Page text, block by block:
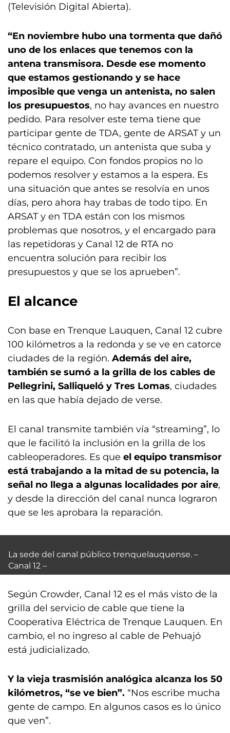
(Televisión Digital Abierta).
“En noviembre hubo una tormenta que dañó
uno de los enlaces que tenemos con la
antena transmisora. Desde ese momento
que estamos gestionando y se hace
imposible que venga un antenista, no salen
los presupuestos, no hay avances en nuestro
pedido. Para resolver este tema tiene que
participar gente de TDA, gente de ARSAT y un
técnico contratado, un antenista que suba y
repare el equipo. Con fondos propios no lo
podemos resolver y estamos a la espera. Es
una situación que antes se resolvía en unos
días, pero ahora hay trabas de todo tipo. En
ARSAT y en TDA están con los mismos
problemas que nosotros, y el encargado para
las repetidoras y Canal 12 de RTA no
encuentra solución para recibir los
presupuestos y que se los aprueben”.
El alcance
Con base en Trenque Lauquen, Canal 12 cubre
100 kilómetros a la redonda y se ve en catorce
ciudades de la región. Además del aire,
también se sumó a la grilla de los cables de
Pellegrini, Salliqueló y Tres Lomas, ciudades
en las que había dejado de verse.
El canal transmite también vía “streaming”, lo
que le facilitó la inclusión en la grilla de los
cableoperadores. Es que el equipo transmisor
está trabajando a la mitad de su potencia, la
señal no llega a algunas localidades por aire,
y desde la dirección del canal nunca lograron
que se les aprobara la reparación.
La sede del canal público trenquelauquense. –
Canal 12 –
Según Crowder, Canal 12 es el más visto de la
grilla del servicio de cable que tiene la
Cooperativa Eléctrica de Trenque Lauquen. En
cambio, el no ingreso al cable de Pehuajó
está judicializado.
Y la vieja trasmisión analógica alcanza los 50
kilómetros, “se ve bien”. “Nos escribe mucha
gente de campo. En algunos casos es lo único
que ven”.